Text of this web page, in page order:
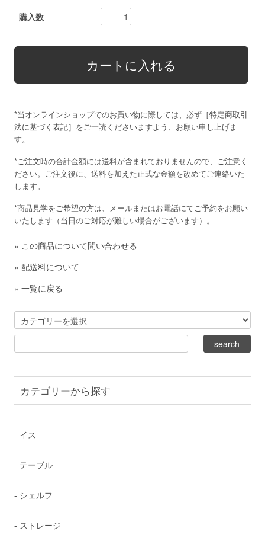
購入数
*当オンラインショップでのお買い物に際しては、必ず［特定商取引
法に基づく表記］をご一読くださいますよう、お願い申し上げま
す。
*ご注文時の合計金額には送料が含まれておりませんので、ご注意く
ださい。ご注文後に、送料を加えた正式な金額を改めてご連絡いた
します。
*商品見学をご希望の方は、メールまたはお電話にてご予約をお願い
いたします（当日のご対応が難しい場合がございます）。
» この商品について問い合わせる
»配送料について
»一覧に戻る
カテゴリーから探す
- イス
- テーブル
- シェルフ
- ストレージ